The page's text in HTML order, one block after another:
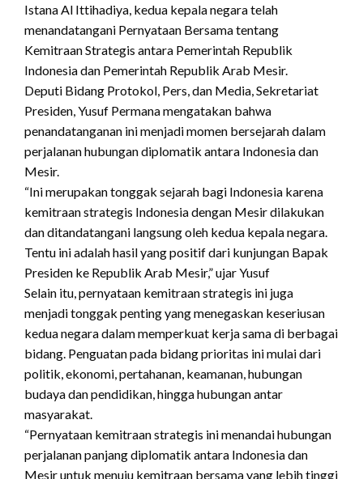
Istana Al Ittihadiya, kedua kepala negara telah
menandatangani Pernyataan Bersama tentang
Kemitraan Strategis antara Pemerintah Republik
Indonesia dan Pemerintah Republik Arab Mesir.
Deputi Bidang Protokol, Pers, dan Media, Sekretariat
Presiden, Yusuf Permana mengatakan bahwa
penandatanganan ini menjadi momen bersejarah dalam
perjalanan hubungan diplomatik antara Indonesia dan
Mesir.
“Ini merupakan tonggak sejarah bagi Indonesia karena
kemitraan strategis Indonesia dengan Mesir dilakukan
dan ditandatangani langsung oleh kedua kepala negara.
Tentu ini adalah hasil yang positif dari kunjungan Bapak
Presiden ke Republik Arab Mesir,” ujar Yusuf
Selain itu, pernyataan kemitraan strategis ini juga
menjadi tonggak penting yang menegaskan keseriusan
kedua negara dalam memperkuat kerja sama di berbagai
bidang. Penguatan pada bidang prioritas ini mulai dari
politik, ekonomi, pertahanan, keamanan, hubungan
budaya dan pendidikan, hingga hubungan antar
masyarakat.
“Pernyataan kemitraan strategis ini menandai hubungan
perjalanan panjang diplomatik antara Indonesia dan
Mesir untuk menuju kemitraan bersama yang lebih tinggi